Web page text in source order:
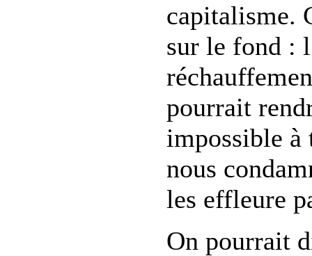
capitalisme.
sur le fond :
pourrait
impossible à
nous
les effleure
On pourrait